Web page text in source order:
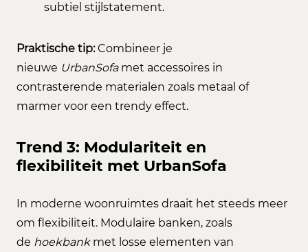
subtiel stijlstatement.
Praktische tip:Combineer je
nieuwe UrbanSofamet accessoires in
contrasterende materialen zoals metaal of
marmer voor een trendy effect.
Trend 3: Modulariteit en
flexibiliteit met UrbanSofa
In moderne woonruimtes draait het steeds meer
om flexibiliteit. Modulaire banken, zoals
de hoekbankmet losse elementen van